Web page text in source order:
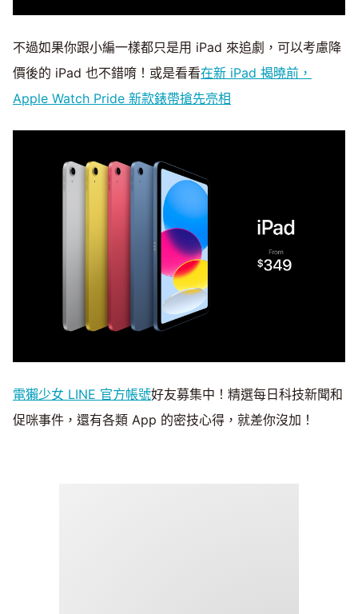
不過如果你跟小編一樣都只是用 iPad 來追劇，可以考慮降
價後的 iPad 也不錯唷！或是看看在新 iPad 揭曉前，
Apple Watch Pride 新款錶帶搶先亮相
電獺少女 LINE 官方帳號好友募集中！精選每日科技新聞和
促咪事件，還有各類 App 的密技心得，就差你沒加！